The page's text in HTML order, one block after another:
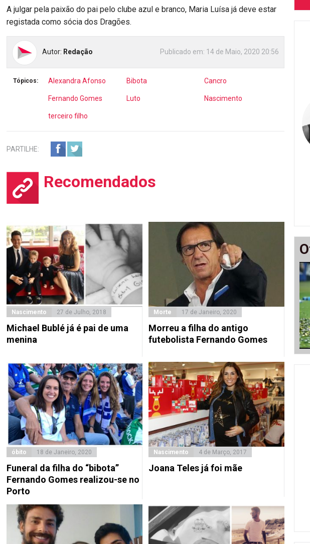
A julgar pela paixão do pai pelo clube azul e branco, Maria Luísa já deve estar
registada como sócia dos Dragões.
Autor: Redação Publicado em: 14 de Maio, 2020 20:56
Tópicos: Alexandra Afonso Bibota Cancro
Fernando Gomes Luto Nascimento
terceiro filho
PARTILHE:
Recomendados
Nascimento 27 de Julho, 2018
Michael Bublé já é pai de uma
menina
Morte 17 de Janeiro, 2020
Morreu a filha do antigo
futebolista Fernando Gomes
óbito 18 de Janeiro, 2020
Funeral da filha do “bibota”
Fernando Gomes realizou-se no
Porto
Nascimento 4 de Março, 2017
Joana Teles já foi mãe